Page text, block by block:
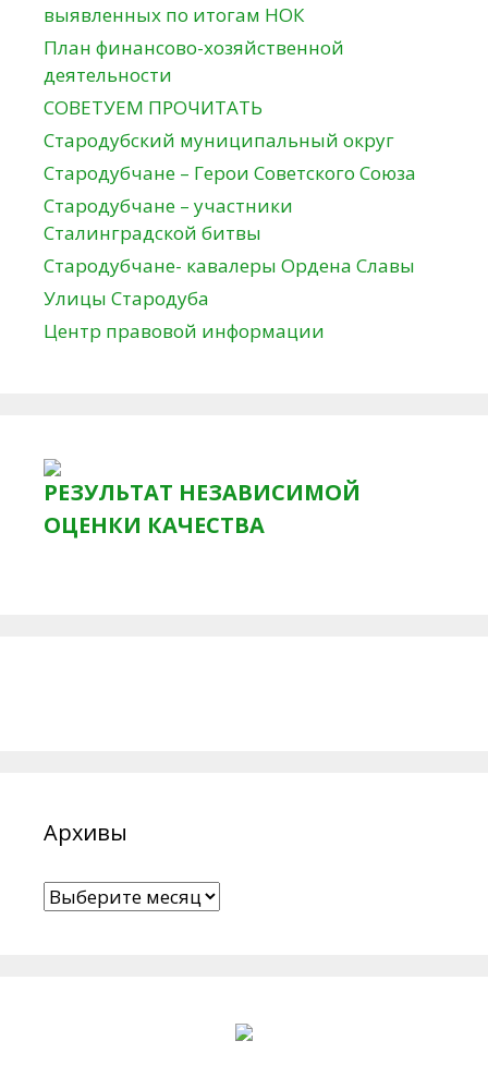
выявленных по итогам НОК
План финансово-хозяйственной
деятельности
СОВЕТУЕМ ПРОЧИТАТЬ
Стародубский муниципальный округ
Стародубчане – Герои Советского Союза
Стародубчане – участники
Сталинградской битвы
Стародубчане- кавалеры Ордена Славы
Улицы Стародуба
Центр правовой информации
РЕЗУЛЬТАТ НЕЗАВИСИМОЙ
ОЦЕНКИ КАЧЕСТВА
Архивы
Архивы